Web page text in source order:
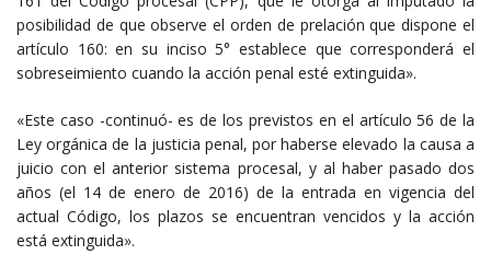
posibilidad de que observe el orden de prelación que dispone el
artículo 160: en su inciso 5° establece que corresponderá el
sobreseimiento cuando la acción penal esté extinguida».
«Este caso -continuó- es de los previstos en el artículo 56 de la
Ley orgánica de la justicia penal, por haberse elevado la causa a
juicio con el anterior sistema procesal, y al haber pasado dos
años (el 14 de enero de 2016) de la entrada en vigencia del
actual Código, los plazos se encuentran vencidos y la acción
está extinguida».